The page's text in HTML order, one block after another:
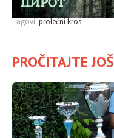
Tagovi:prolećni kros
PROČITAJTE JOŠ